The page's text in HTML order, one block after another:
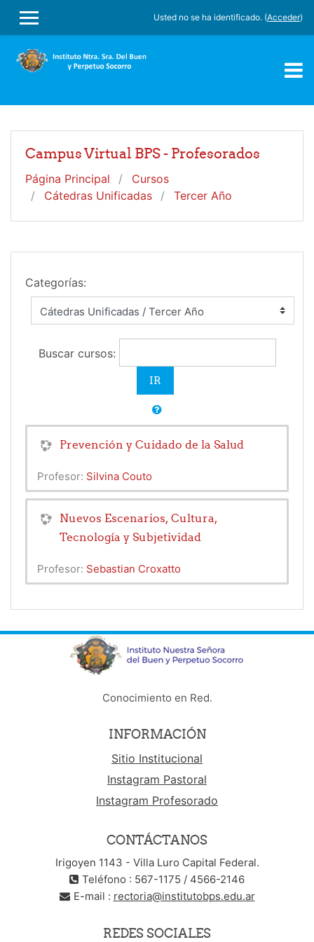
PANEL LATERAL
Usted no se ha identificado. (Acceder)
Campus Virtual BPS - Profesorados
Página Principal
Cursos
Cátedras Unificadas
Tercer Año
Categorías:
Buscar cursos:
Prevención y Cuidado de la Salud
Profesor: Silvina Couto
Nuevos Escenarios, Cultura,
Tecnología y Subjetividad
Profesor: Sebastian Croxatto
Conocimiento en Red.
INFORMACIÓN
Sitio Institucional
Instagram Pastoral
Instagram Profesorado
CONTÁCTANOS
Irigoyen 1143 - Villa Luro Capital Federal.
Teléfono : 567-1175 / 4566-2146
E-mail : rectoria@institutobps.edu.ar
REDES SOCIALES